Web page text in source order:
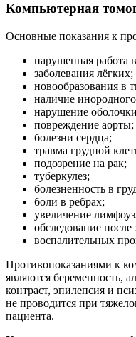
Компьютерная
Основные показания к
нарушенная работа
заболевания лёгких;
новообразования в
наличие
нарушение
повреждение аорты;
болезни сердца;
травма грудной
подозрение на рак;
туберкулез;
болезненность в
боли в ребрах;
увеличение
обследование
воспалительных
Противопоказаниями к
являются беременность,
контраст, эпилепсия и
не проводится при
пациента.